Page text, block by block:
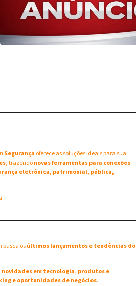
Segurança oferece as soluções ideais para sua
, trazendonovas ferramentas para conexões
eletrônica, patrimonial, pública,
busca osúltimos lançamentos e tendências do
novidades em tecnologia, produtos e
e oportunidades de negócios.